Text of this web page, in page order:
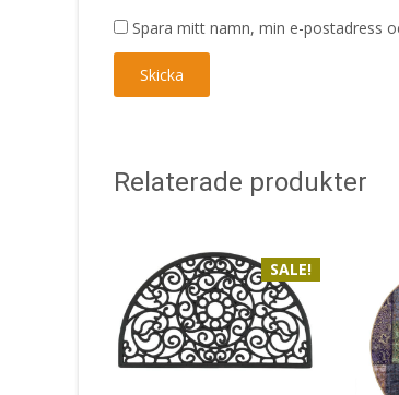
Spara mitt namn, min e-postadress
Relaterade produkter
SALE!